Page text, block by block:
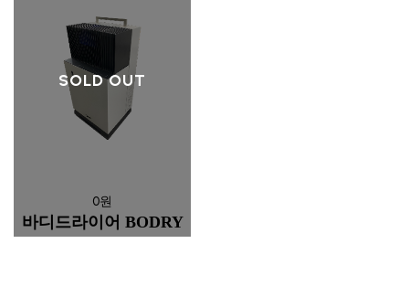
0원
바디드라이어 BODRY
SOLD OUT